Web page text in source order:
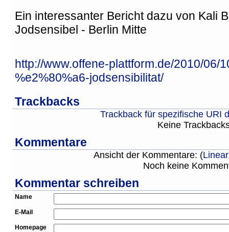
Ein interessanter Bericht dazu von Kali
Jodsensibel - Berlin Mitte
http://www.offene-plattform.de/2010/06/
%e2%80%a6-jodsensibilitat/
Trackbacks
Trackback für spezifische URI
Keine
Kommentare
Ansicht der Kommentare: (Linear
Noch keine
Kommentar schreiben
Name
E-Mail
Homepage